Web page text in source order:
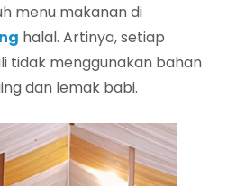
menu makanan di
halal. Artinya, setiap
tidak menggunakan bahan
dan lemak babi.